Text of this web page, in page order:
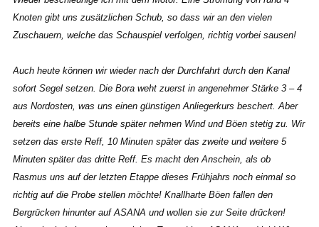
Knoten gibt uns zusätzlichen Schub, so dass wir an den vielen
Zuschauern, welche das Schauspiel verfolgen, richtig vorbei sausen!
Auch heute können wir wieder nach der Durchfahrt durch den Kanal
sofort Segel setzen. Die Bora weht zuerst in angenehmer Stärke 3 – 4
aus Nordosten, was uns einen günstigen Anliegerkurs beschert. Aber
bereits eine halbe Stunde später nehmen Wind und Böen stetig zu. Wir
setzen das erste Reff, 10 Minuten später das zweite und weitere 5
Minuten später das dritte Reff. Es macht den Anschein, als ob
Rasmus uns auf der letzten Etappe dieses Frühjahrs noch einmal so
richtig auf die Probe stellen möchte! Knallharte Böen fallen den
Bergrücken hinunter auf ASANA und wollen sie zur Seite drücken!